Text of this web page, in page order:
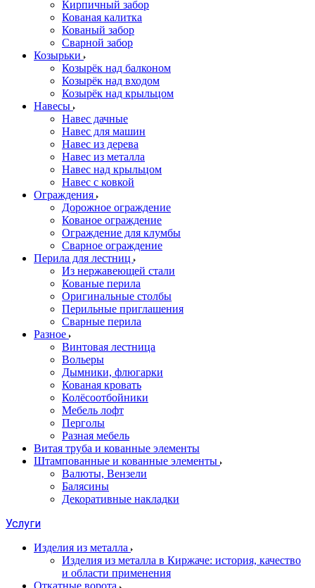
Кирпичный забор
Кованая калитка
Кованый забор
Сварной забор
Козырьки
Козырёк над балконом
Козырёк над входом
Козырёк над крыльцом
Навесы
Навес дачные
Навес для машин
Навес из дерева
Навес из металла
Навес над крыльцом
Навес с ковкой
Ограждения
Дорожное ограждение
Кованое ограждение
Ограждение для клумбы
Сварное ограждение
Перила для лестниц
Из нержавеющей стали
Кованые перила
Оригинальные столбы
Перильные приглашения
Сварные перила
Разное
Винтовая лестница
Вольеры
Дымники, флюгарки
Кованая кровать
Колёсоотбойники
Мебель лофт
Перголы
Разная мебель
Витая труба и кованные элементы
Штампованные и кованные элементы
Валюты, Вензели
Балясины
Декоративные накладки
Услуги
Изделия из металла
Изделия из металла в Киржаче: история, качество
и области применения
Откатные ворота